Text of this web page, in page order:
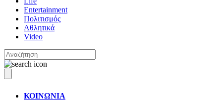
Entertainment
Πολιτισμός
Αθλητικά
Video
ΚΟΙΝΩΝΙΑ